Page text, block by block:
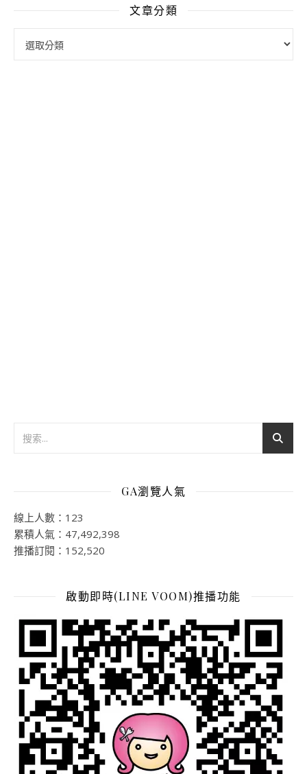
文章分類
GA瀏覽人氣
線上人數：123
累積人氣：47,492,398
推播訂閱：152,520
啟動即時(LINE VOOM)推播功能